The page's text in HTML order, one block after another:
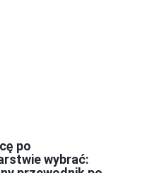
po
wybrać: